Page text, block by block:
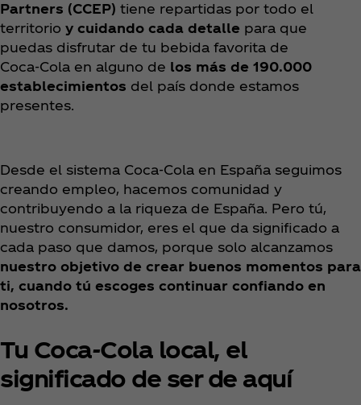
Partners (CCEP) tiene repartidas por todo el
territorio y cuidando cada detalle para que
puedas disfrutar de tu bebida favorita de
Coca‑Cola en alguno de los más de 190.000
establecimientos del país donde estamos
presentes.
Desde el sistema Coca‑Cola en España seguimos
creando empleo, hacemos comunidad y
contribuyendo a la riqueza de España. Pero tú,
nuestro consumidor, eres el que da significado a
cada paso que damos, porque solo alcanzamos
nuestro objetivo de crear buenos momentos para
ti, cuando tú escoges continuar confiando en
nosotros.
Tu Coca‑Cola local, el
significado de ser de aquí